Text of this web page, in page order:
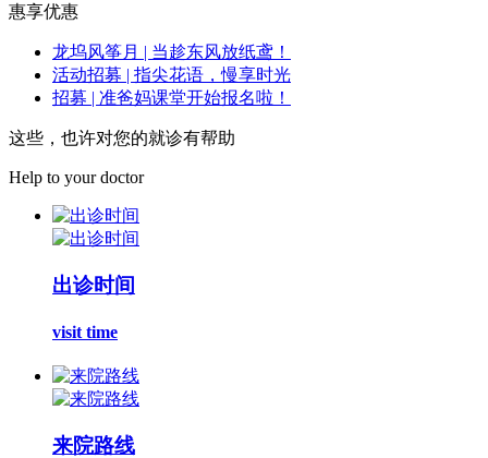
惠享优惠
龙坞风筝月 | 当趁东风放纸鸢！
活动招募 | 指尖花语，慢享时光
招募 | 准爸妈课堂开始报名啦！
这些，也许对您的就诊有帮助
Help to your doctor
出诊时间
visit time
来院路线